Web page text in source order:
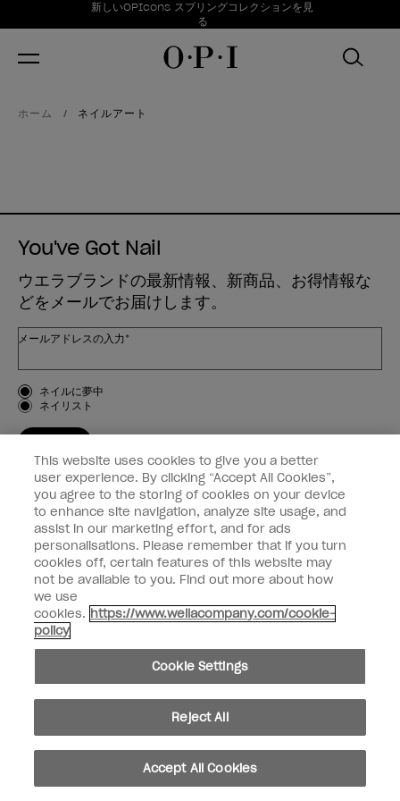
お得情報新しいOPIcons スプリングコレクションを見
る
Item 1 of 1
ホーム ネイルアート
You've Got Nail
ウエラブランドの最新情報、新商品、お得情報な
どをメールでお届けします。
メールアドレスの入力*
お客様のタイプ
ネイルに夢中
ネイリスト
OPI
個人情報の取り扱い
facebookinstagram
個人情報を共有または販売しないでください
© Copyright 2024, Wella Operations US LLC, 無断複写・転載を禁じます。
This website uses cookies to give you a better
user experience. By clicking “Accept All Cookies”,
you agree to the storing of cookies on your device
to enhance site navigation, analyze site usage, and
assist in our marketing effort, and for ads
personalisations. Please remember that if you turn
cookies off, certain features of this website may
not be available to you. Find out more about how
we use
cookies. https://www.wellacompany.com/cookie-
policy
Cookie Settings
Reject All
Accept All Cookies